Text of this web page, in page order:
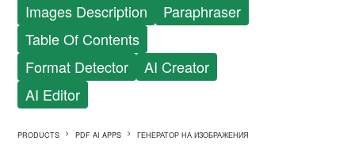
Images Description
Paraphraser
Table Of Contents
Format Detector
AI Creator
AI Editor
PRODUCTS PDF AI APPS ГЕНЕРАТОР НА ИЗОБРАЖЕНИЯ